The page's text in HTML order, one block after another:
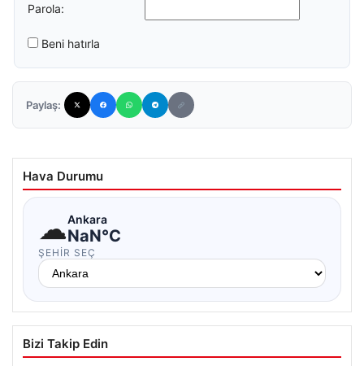
Parola:
Beni hatırla
Paylaş:
Hava Durumu
☁Ankara
NaN°C
ŞEHIR SEÇ
Bizi Takip Edin